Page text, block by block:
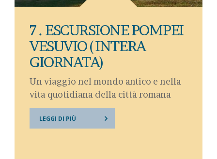
7 . ESCURSIONE POMPEI
VESUVIO (INTERA
GIORNATA)
Un viaggio nel mondo antico e nella
vita quotidiana della città romana
LEGGI DI PIÙ